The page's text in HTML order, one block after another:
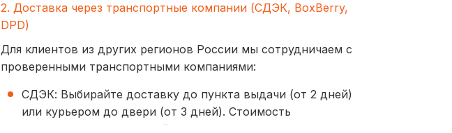
2. Доставка через транспортные компании (СДЭК, BoxBerry,
DPD)
Для клиентов из других регионов России мы сотрудничаем с
проверенными транспортными компаниями:
СДЭК: Выбирайте доставку до пункта выдачи (от 2 дней)
или курьером до двери (от 3 дней). Стоимость
300 рублей